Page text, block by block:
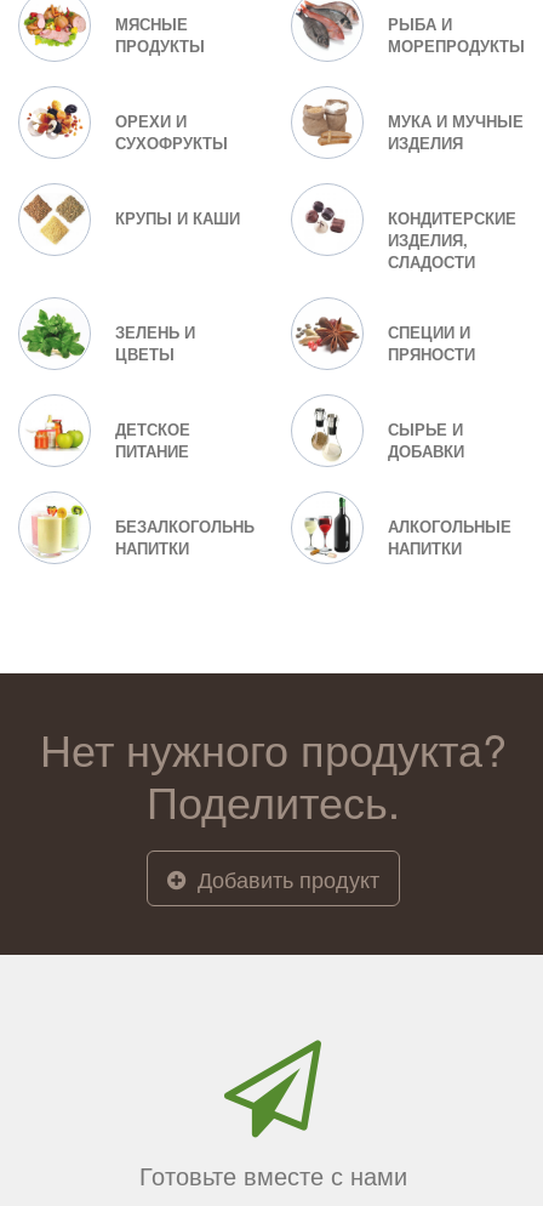
МЯСНЫЕ
ПРОДУКТЫ
РЫБА И
МОРЕПРОДУКТЫ
ОРЕХИ И
СУХОФРУКТЫ
МУКА И МУЧНЫЕ
ИЗДЕЛИЯ
КРУПЫ И КАШИ
КОНДИТЕРСКИЕ
ИЗДЕЛИЯ,
СЛАДОСТИ
ЗЕЛЕНЬ И
ЦВЕТЫ
СПЕЦИИ И
ПРЯНОСТИ
ДЕТСКОЕ
ПИТАНИЕ
СЫРЬЕ И
ДОБАВКИ
БЕЗАЛКОГОЛЬНЫЕ
НАПИТКИ
АЛКОГОЛЬНЫЕ
НАПИТКИ
Нет нужного продукта?
Поделитесь.
Добавить продукт
Готовьте вместе с нами